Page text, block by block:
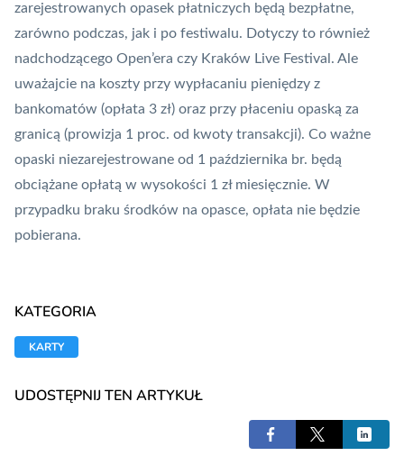
zarejestrowanych opasek płatniczych będą bezpłatne,
zarówno podczas, jak i po festiwalu. Dotyczy to również
nadchodzącego Open’era czy Kraków Live Festival. Ale
uważajcie na koszty przy wypłacaniu pieniędzy z
bankomatów (opłata 3 zł) oraz przy płaceniu opaską za
granicą (prowizja 1 proc. od kwoty transakcji). Co ważne
opaski niezarejestrowane od 1 października br. będą
obciążane opłatą w wysokości 1 zł miesięcznie. W
przypadku braku środków na opasce, opłata nie będzie
pobierana.
KATEGORIA
KARTY
UDOSTĘPNIJ TEN ARTYKUŁ